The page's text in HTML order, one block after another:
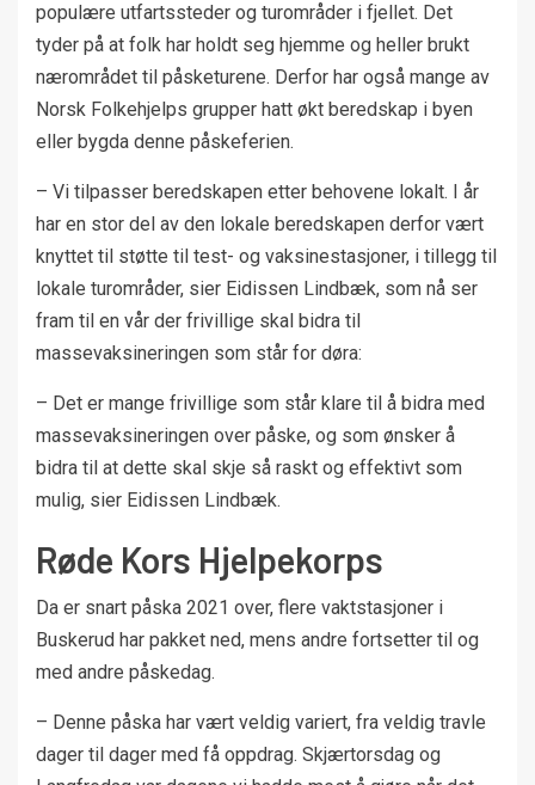
populære utfartssteder og turområder i fjellet. Det
tyder på at folk har holdt seg hjemme og heller brukt
nærområdet til påsketurene. Derfor har også mange av
Norsk Folkehjelps grupper hatt økt beredskap i byen
eller bygda denne påskeferien.
– Vi tilpasser beredskapen etter behovene lokalt. I år
har en stor del av den lokale beredskapen derfor vært
knyttet til støtte til test- og vaksinestasjoner, i tillegg til
lokale turområder, sier Eidissen Lindbæk, som nå ser
fram til en vår der frivillige skal bidra til
massevaksineringen som står for døra:
– Det er mange frivillige som står klare til å bidra med
massevaksineringen over påske, og som ønsker å
bidra til at dette skal skje så raskt og effektivt som
mulig, sier Eidissen Lindbæk.
Røde Kors Hjelpekorps
Da er snart påska 2021 over, flere vaktstasjoner i
Buskerud har pakket ned, mens andre fortsetter til og
med andre påskedag.
– Denne påska har vært veldig variert, fra veldig travle
dager til dager med få oppdrag. Skjærtorsdag og